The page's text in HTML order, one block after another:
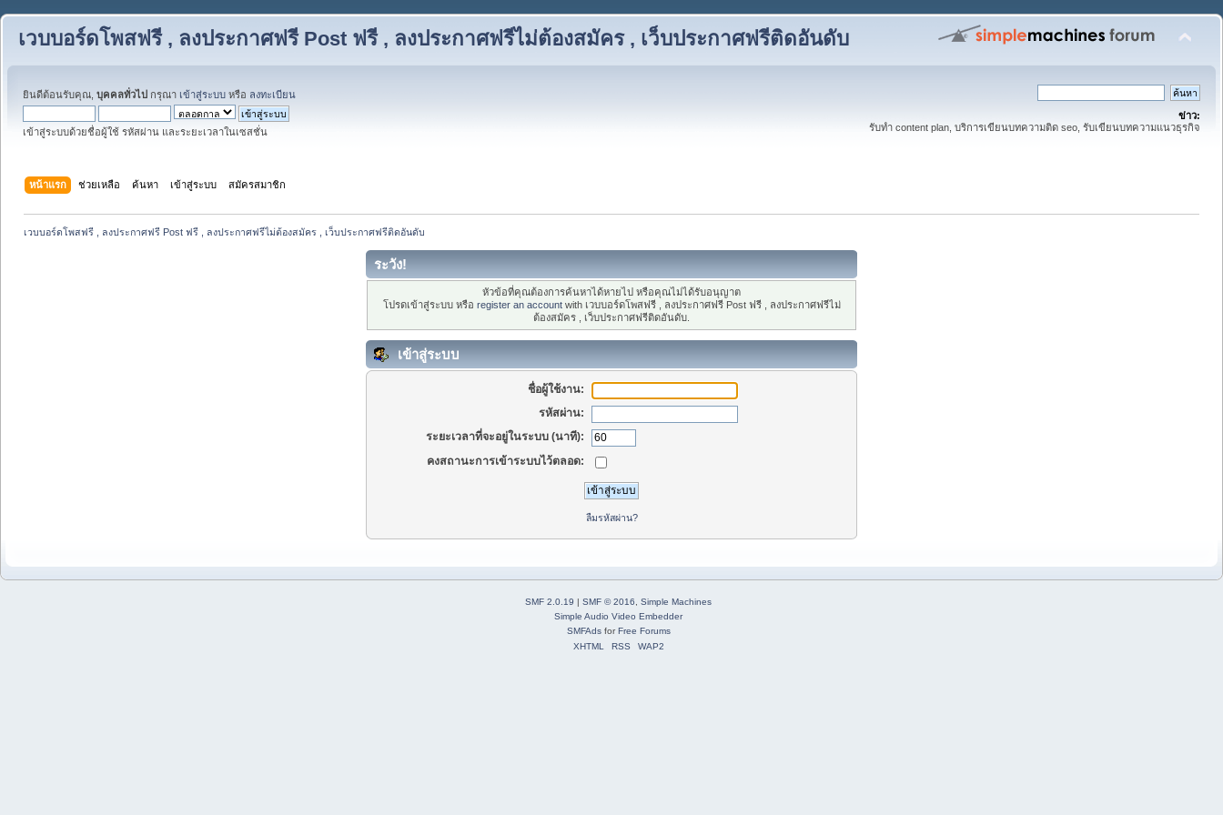
เวบบอร์ดโพสฟรี , ลงประกาศฟรี Post ฟรี , ลงประกาศฟรีไม่ต้องสมัคร , เว็บประกาศฟรีติดอันดับ
ยินดีต้อนรับคุณ, บุคคลทั่วไป กรุณา เข้าสู่ระบบ หรือ ลงทะเบียน
เข้าสู่ระบบด้วยชื่อผู้ใช้ รหัสผ่าน และระยะเวลาในเซสชั่น
ข่าว:
รับทำ content plan, บริการเขียนบทความติด seo, รับเขียนบทความแนวธุรกิจ
หน้าแรก ช่วยเหลือ ค้นหา เข้าสู่ระบบ สมัครสมาชิก
เวบบอร์ดโพสฟรี , ลงประกาศฟรี Post ฟรี , ลงประกาศฟรีไม่ต้องสมัคร , เว็บประกาศฟรีติดอันดับ
ระวัง!
หัวข้อที่คุณต้องการค้นหาได้หายไป หรือคุณไม่ได้รับอนุญาต
โปรดเข้าสู่ระบบ หรือ register an accountwith เวบบอร์ดโพสฟรี , ลงประกาศฟรี Post ฟรี , ลงประกาศฟรีไม่
ต้องสมัคร , เว็บประกาศฟรีติดอันดับ.
เข้าสู่ระบบ
ชื่อผู้ใช้งาน:
รหัสผ่าน:
ระยะเวลาที่จะอยู่ในระบบ (นาที):
คงสถานะการเข้าระบบไว้ตลอด:
ลืมรหัสผ่าน?
SMF 2.0.19 | SMF © 2016
Simple Machines
Simple Audio Video Embedder
SMFAdsforFree Forums
XHTML
RSS WAP2